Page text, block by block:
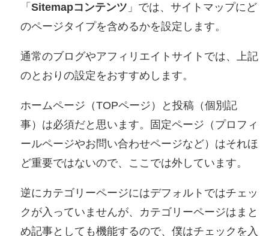
「 Sitemapコンテンツ 」では、サイトマップにど
のページタイプを含めるかを設定します。
通常のブログやアフィリエイトサイトでは、上記
のとおりの設定をおすすめします。
ホームページ（TOPページ）と投稿（個別記
事）は必須だと思います。固定ページ（プロフィ
ールページやお問い合わせページなど）はそれほ
ど重要ではないので、ここでは外しています。
逆にカテゴリーページにはデフォルトではチェッ
クが入っていませんが、カテゴリーページはまと
め記事としても機能するので、僕はチェックを入